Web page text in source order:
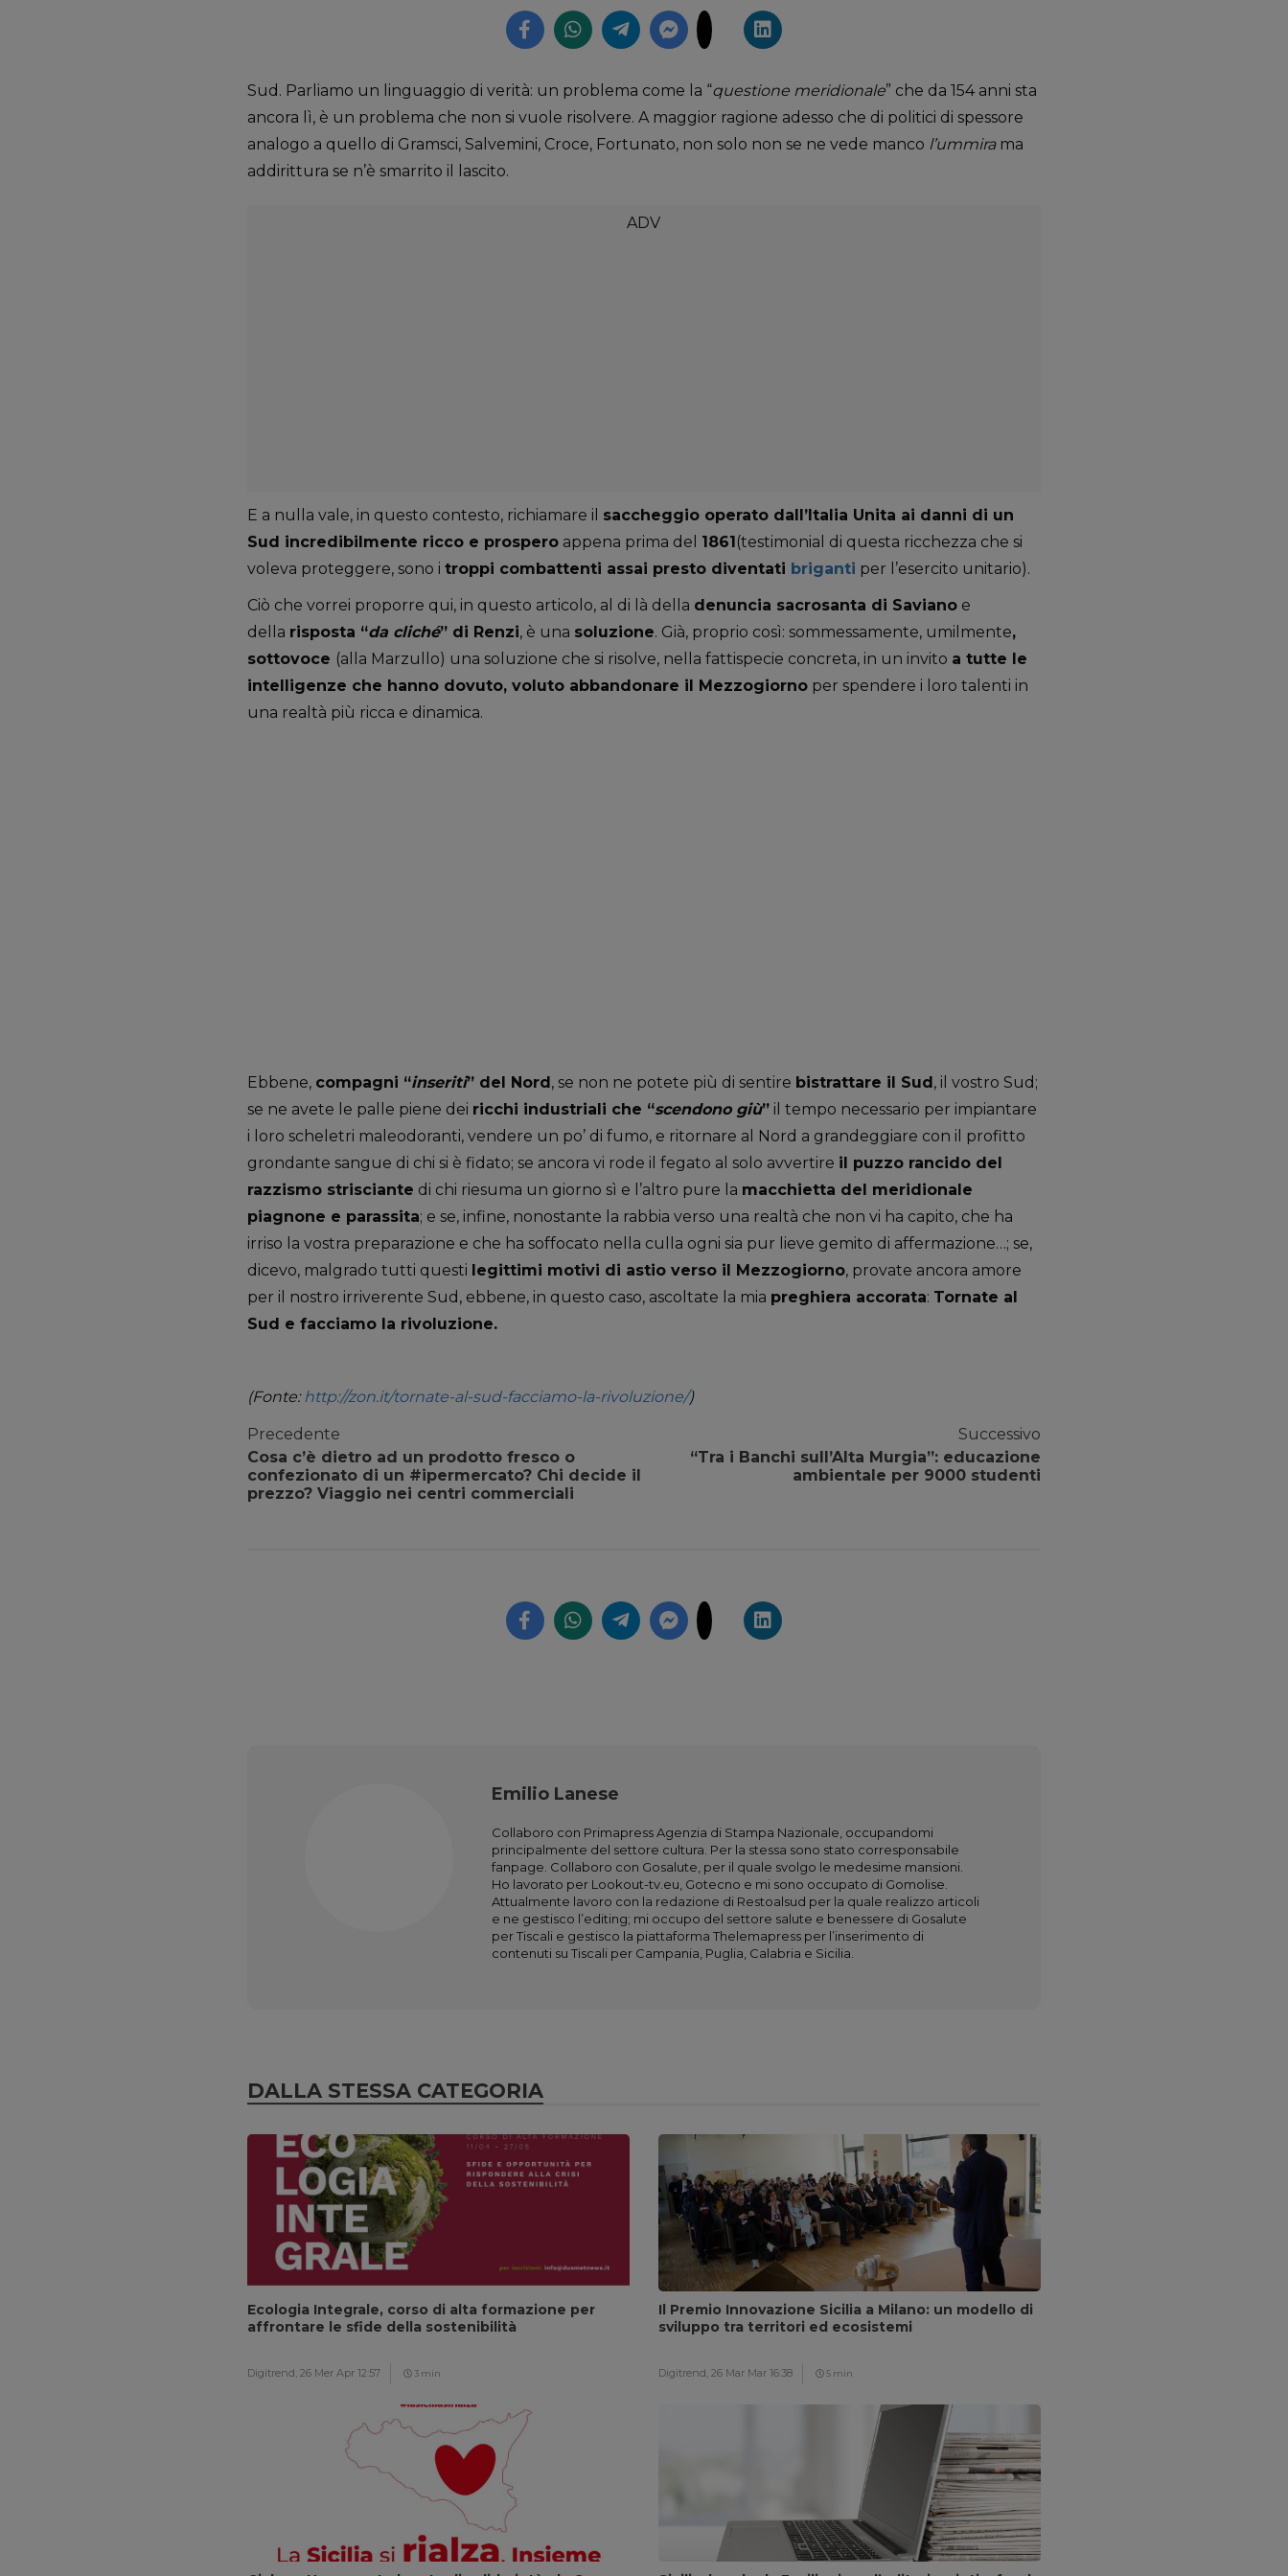
Sud. Parliamo un linguaggio di verità: un problema come la “questione meridionale” che da 154 anni sta
ancora lì, è un problema che non si vuole risolvere. A maggior ragione adesso che di politici di spessore
analogo a quello di Gramsci, Salvemini, Croce, Fortunato, non solo non se ne vede manco l’ummirama
addirittura se n’è smarrito il lascito.
E a nulla vale, in questo contesto, richiamare il saccheggio operato dall’Italia Unita ai danni di un
Sud incredibilmente ricco e prosperoappena prima del 1861(testimonial di questa ricchezza che si
voleva proteggere, sono i troppi combattenti assai presto diventati briganti per l’esercito unitario).
Ciò che vorrei proporre qui, in questo articolo, al di là della denuncia sacrosanta di Savianoe
della risposta “da cliché” di Renzi, è una soluzione. Già, proprio così: sommessamente, umilmente,
sottovoce (alla Marzullo) una soluzione che si risolve, nella fattispecie concreta, in un invito a tutte le
intelligenze che hanno dovuto, voluto abbandonare il Mezzogiornoper spendere i loro talenti in
una realtà più ricca e dinamica.
Ebbene, compagni “inseriti” del Nord, se non ne potete più di sentire bistrattare il Sud, il vostro Sud;
se ne avete le palle piene dei ricchi industriali che “scendono giù”il tempo necessario per impiantare
i loro scheletri maleodoranti, vendere un po’ di fumo, e ritornare al Nord a grandeggiare con il profitto
grondante sangue di chi si è fidato; se ancora vi rode il fegato al solo avvertire il puzzo rancido del
razzismo strisciante di chi riesuma un giorno sì e l’altro pure la macchietta del meridionale
piagnone e parassita; e se, infine, nonostante la rabbia verso una realtà che non vi ha capito, che ha
irriso la vostra preparazione e che ha soffocato nella culla ogni sia pur lieve gemito di affermazione…; se,
dicevo, malgrado tutti questi legittimi motivi di astio verso il Mezzogiorno, provate ancora amore
per il nostro irriverente Sud, ebbene, in questo caso, ascoltate la mia preghiera accorata: Tornate al
Sud e facciamo la rivoluzione.
(Fonte:http://zon.it/tornate-al-sud-facciamo-la-rivoluzione/)
Precedente
Cosa c’è dietro ad un prodotto fresco o
confezionato di un #ipermercato? Chi decide il
prezzo? Viaggio nei centri commerciali
Successivo
“Tra i Banchi sull’Alta Murgia”: educazione
ambientale per 9000 studenti
Emilio Lanese
Collaboro con Primapress Agenzia di Stampa Nazionale, occupandomi
principalmente del settore cultura. Per la stessa sono stato corresponsabile
fanpage. Collaboro con Gosalute, per il quale svolgo le medesime mansioni.
Ho lavorato per Lookout-tv.eu, Gotecno e mi sono occupato di Gomolise.
Attualmente lavoro con la redazione di Restoalsud per la quale realizzo articoli
e ne gestisco l’editing; mi occupo del settore salute e benessere di Gosalute
per Tiscali e gestisco la piattaforma Thelemapress per l’inserimento di
contenuti su Tiscali per Campania, Puglia, Calabria e Sicilia.
DALLA STESSA CATEGORIA
Ecologia Integrale, corso di alta formazione per
affrontare le sfide della sostenibilità
Digitrend, 26 Mer Apr 12:57 3 min
Il Premio Innovazione Sicilia a Milano: un modello di
sviluppo tra territori ed ecosistemi
Digitrend, 26 Mar Mar 16:38 5 min